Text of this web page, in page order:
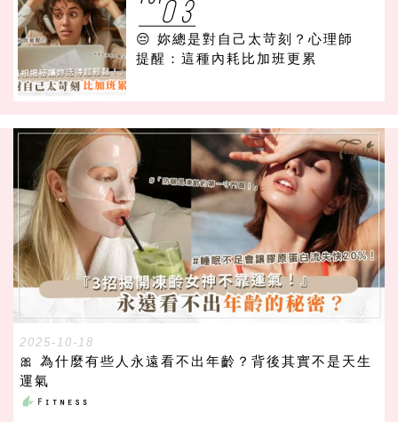
😔 妳總是對自己太苛刻？心理師
提醒：這種內耗比加班更累
2025-10-18
🎀 為什麼有些人永遠看不出年齡？背後其實不是天生
運氣